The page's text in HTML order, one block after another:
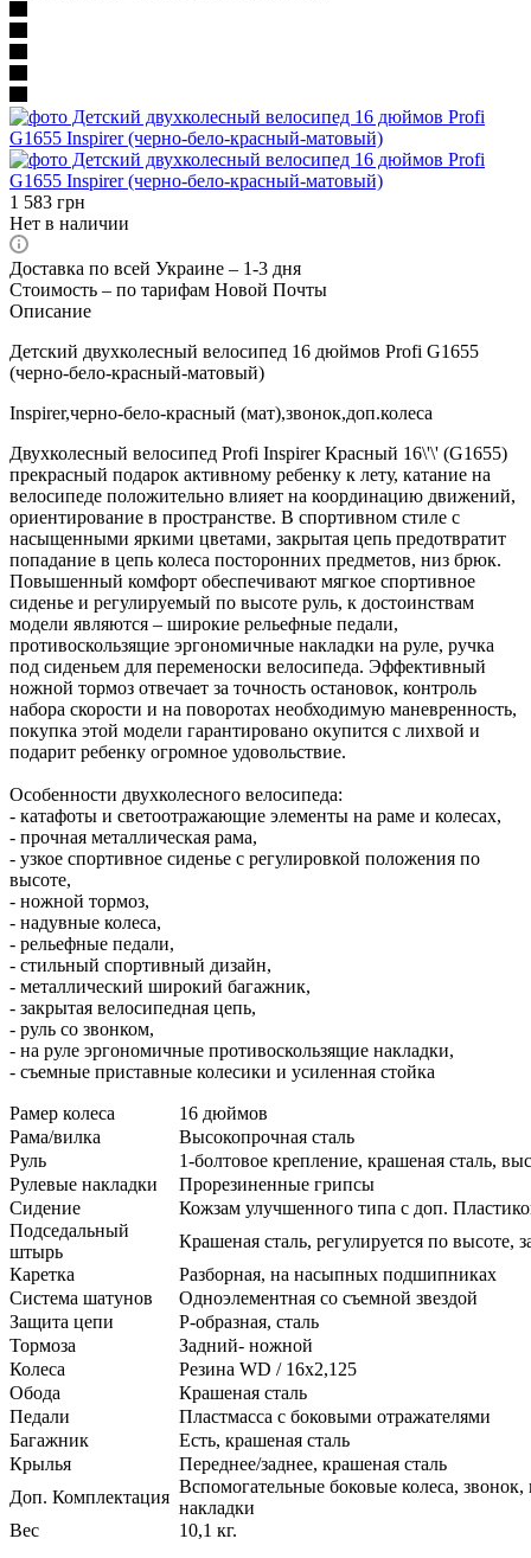
1 583 грн
Нет в наличии
Доставка по всей Украине – 1-3 дня
Стоимость – по тарифам Новой Почты
Описание
Детский двухколесный велосипед 16 дюймов Profi G1655
(черно-бело-красный-матовый)
Inspirer,черно-бело-красный (мат),звонок,доп.колеса
Двухколесный велосипед Profi Inspirer Красный 16\'\' (G1655)
прекрасный подарок активному ребенку к лету, катание на
велосипеде положительно влияет на координацию движений,
ориентирование в пространстве. В спортивном стиле с
насыщенными яркими цветами, закрытая цепь предотвратит
попадание в цепь колеса посторонних предметов, низ брюк.
Повышенный комфорт обеспечивают мягкое спортивное
сиденье и регулируемый по высоте руль, к достоинствам
модели являются – широкие рельефные педали,
противоскользящие эргономичные накладки на руле, ручка
под сиденьем для переменоски велосипеда. Эффективный
ножной тормоз отвечает за точность остановок, контроль
набора скорости и на поворотах необходимую маневренность,
покупка этой модели гарантировано окупится с лихвой и
подарит ребенку огромное удовольствие.
Особенности двухколесного велосипеда:
- катафоты и светоотражающие элементы на раме и колесах,
- прочная металлическая рама,
- узкое спортивное сиденье с регулировкой положения по
высоте,
- ножной тормоз,
- надувные колеса,
- рельефные педали,
- стильный спортивный дизайн,
- металлический широкий багажник,
- закрытая велосипедная цепь,
- руль со звонком,
- на руле эргономичные противоскользящие накладки,
- съемные приставные колесики и усиленная стойка
Рамер колеса
16 дюймов
Рама/вилка
Высокопрочная сталь
Руль
1-болтовое крепление, крашеная сталь,
Рулевые накладки
Прорезиненные грипсы
Сидение
Кожзам улучшенного типа с доп.
Подседальный
штырь
Крашеная сталь, регулируется по высоте,
Каретка
Разборная, на насыпных подшипниках
Система шатунов
Одноэлементная со съемной звездой
Защита цепи
Р-образная, сталь
Тормоза
Задний- ножной
Колеса
Резина WD / 16х2,125
Обода
Крашеная сталь
Педали
Пластмасса с боковыми отражателями
Багажник
Есть, крашеная сталь
Крылья
Переднее/заднее, крашеная сталь
Доп. Комплектация
Вспомогательные боковые колеса,
накладки
Вес
10,1 кг.